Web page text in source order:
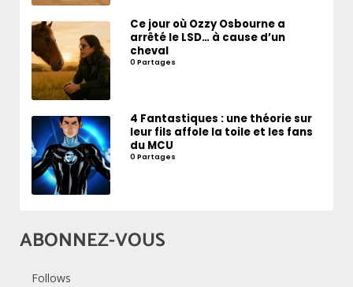
Ce jour où Ozzy Osbourne a
arrêté le LSD… à cause d’un
cheval
0 Partages
4 Fantastiques : une théorie sur
leur fils affole la toile et les fans
du MCU
0 Partages
ABONNEZ-VOUS
Follows